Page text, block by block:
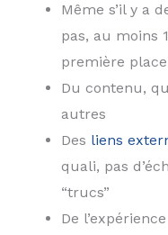
Même s’il y a
pas, au moins
première place
Du contenu,
autres
Des liens
quali, pas
“trucs”
De